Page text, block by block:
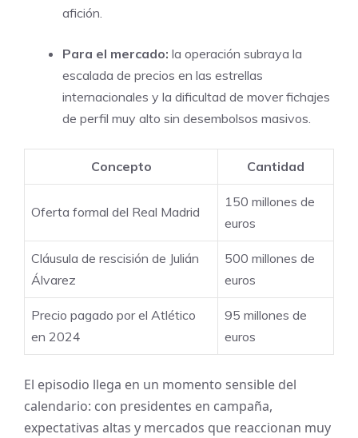
afición.
Para el mercado: la operación subraya la
escalada de precios en las estrellas
internacionales y la dificultad de mover fichajes
de perfil muy alto sin desembolsos masivos.
Concepto Cantidad
Oferta formal del Real Madrid
150 millones de
euros
Cláusula de rescisión de Julián
Álvarez
500 millones de
euros
Precio pagado por el Atlético
en 2024
95 millones de
euros
El episodio llega en un momento sensible del
calendario: con presidentes en campaña,
expectativas altas y mercados que reaccionan muy